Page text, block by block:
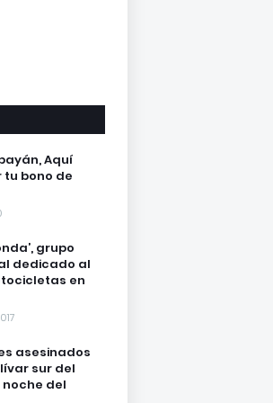
Aquí
bono de
grupo
dedicado al
en
asesinados
sur del
del